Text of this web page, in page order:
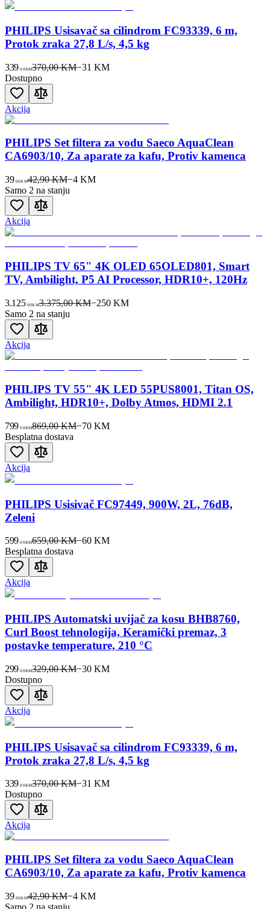
PHILIPS Usisavač sa cilindrom FC93339, 6 m,
Protok zraka 27,8 L/s, 4,5 kg
339 00KM370,00 KM−31 KM
Dostupno
Akcija
PHILIPS Set filtera za vodu Saeco AquaClean
CA6903/10, Za aparate za kafu, Protiv kamenca
39 00KM42,90 KM−4KM
Samo 2 na stanju
Akcija
PHILIPS TV 65" 4K OLED 65OLED801, Smart
TV, Ambilight, P5 AI Processor, HDR10+, 120Hz
3.125 00KM3.375,00 KM−250KM
Samo 2 na stanju
Akcija
PHILIPS TV 55" 4K LED 55PUS8001, Titan OS,
Ambilight, HDR10+, Dolby Atmos, HDMI 2.1
799 00KM869,00 KM−70 KM
Besplatna dostava
Akcija
PHILIPS Usisivač FC97449, 900W, 2L, 76dB,
Zeleni
599 00KM659,00 KM−60 KM
Besplatna dostava
Akcija
PHILIPS Automatski uvijač za kosu BHB8760,
Curl Boost tehnologija, Keramički premaz, 3
postavke temperature, 210 °C
299 00KM329,00 KM−30 KM
Dostupno
Akcija
PHILIPS Usisavač sa cilindrom FC93339, 6 m,
Protok zraka 27,8 L/s, 4,5 kg
339 00KM370,00 KM−31 KM
Dostupno
Akcija
PHILIPS Set filtera za vodu Saeco AquaClean
CA6903/10, Za aparate za kafu, Protiv kamenca
39 00KM42,90 KM−4KM
Samo 2 na stanju